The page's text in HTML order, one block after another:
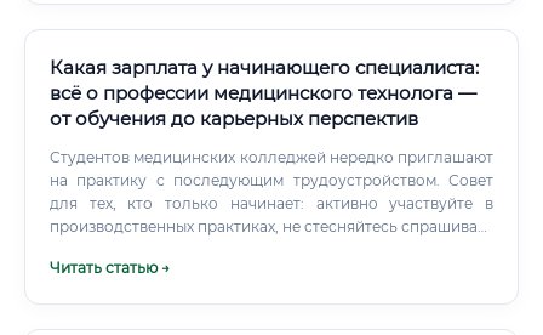
Какая зарплата у начинающего специалиста:
всё о профессии медицинского технолога —
от обучения до карьерных перспектив
Студентов медицинских колледжей нередко приглашают
на практику с последующим трудоустройством. Совет
для тех, кто только начинает: активно участвуйте в
производственных практиках, не стесняйтесь спрашивать
— это инвестиция в себя, которая окупается уже через 1–2
Читать статью →